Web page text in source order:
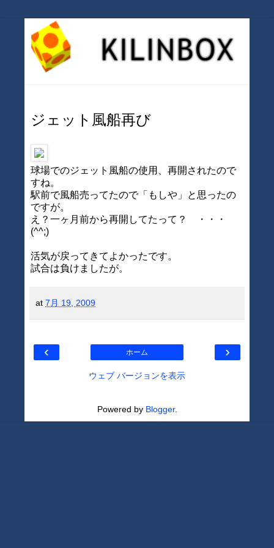
ジェット風船再び
球場でのジェット風船の使用、再開されたので
すね。
駅前で風船売ってたので「もしや」と思ったの
ですが。
え？一ヶ月前から再開してたって？ ・・・
(^^;)
活気が戻ってきてよかったです。
試合は負けましたが。
at 7月 19, 2009
‹ ›
ホーム
ウェブ バージョンを表示
Powered by Blogger.